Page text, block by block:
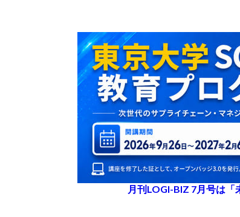
月刊LOGI-BIZ 7月号は